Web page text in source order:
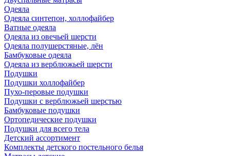
Одеяла
Одеяла синтепон, холлофайбер
Ватные одеяла
Одеяла из овечьей шерсти
Одеяла полушерстяные, лён
Бамбуковые одеяла
Одеяла из верблюжьей шерсти
Подушки
Подушки холлофайбер
Пухо-перовые подушки
Подушки с верблюжьей шерстью
Бамбуковые подушки
Ортопедические подушки
Подушки для всего тела
Детский ассортимент
Комплекты детского постельного белья